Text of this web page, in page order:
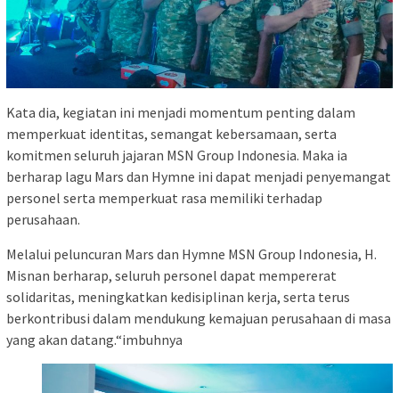
Kata dia, kegiatan ini menjadi momentum penting dalam
memperkuat identitas, semangat kebersamaan, serta
komitmen seluruh jajaran MSN Group Indonesia. Maka ia
berharap lagu Mars dan Hymne ini dapat menjadi penyemangat
personel serta memperkuat rasa memiliki terhadap
perusahaan.
Melalui peluncuran Mars dan Hymne MSN Group Indonesia, H.
Misnan berharap, seluruh personel dapat mempererat
solidaritas, meningkatkan kedisiplinan kerja, serta terus
berkontribusi dalam mendukung kemajuan perusahaan di masa
yang akan datang.“imbuhnya